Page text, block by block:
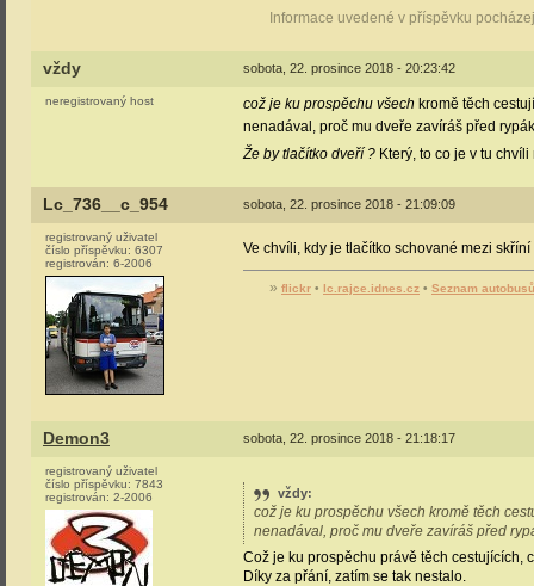
Informace uvedené v příspěvku
vždy sobota, 22. prosince 2018 - 20:23:42
neregistrovaný host což je ku prospěchu všech kromě těch
nenadával, proč mu dveře zavíráš před
Že by tlačítko dveří ? Který, to co je v tu
Lc_736__c_954 sobota, 22. prosince 2018 - 21:09:09
registrovaný uživatel
číslo příspěvku: 6307
registrován: 6-2006
Ve chvíli, kdy je tlačítko schované mezi
» flickr • lc.rajce.idnes.cz • Seznam autobusů
Demon3 sobota, 22. prosince 2018 - 21:18:17
registrovaný uživatel
číslo příspěvku: 7843
registrován: 2-2006 vždy:
což je ku prospěchu všech kromě těch
nenadával, proč mu dveře zavíráš před
Což je ku prospěchu právě těch cestujících,
Díky za přání, zatím se tak nestalo.